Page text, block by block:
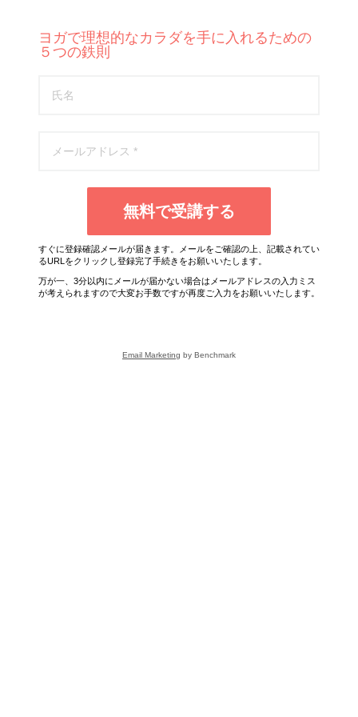
ヨガで理想的なカラダを手に入れるための
５つの鉄則
無料で受講する
すぐに登録確認メールが届きます。メールをご確認の上、記載されてい
るURLをクリックし登録完了手続きをお願いいたします。
万が一、3分以内にメールが届かない場合はメールアドレスの入力ミス
が考えられますので大変お手数ですが再度ご入力をお願いいたします。
Email Marketing by Benchmark